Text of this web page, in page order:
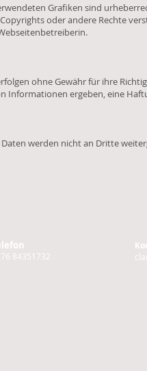
Grafiken sind
oder andere Rechte
ohne Gewähr für ihre
Informationen ergeben, eine
werden nicht an Dritte
84351732